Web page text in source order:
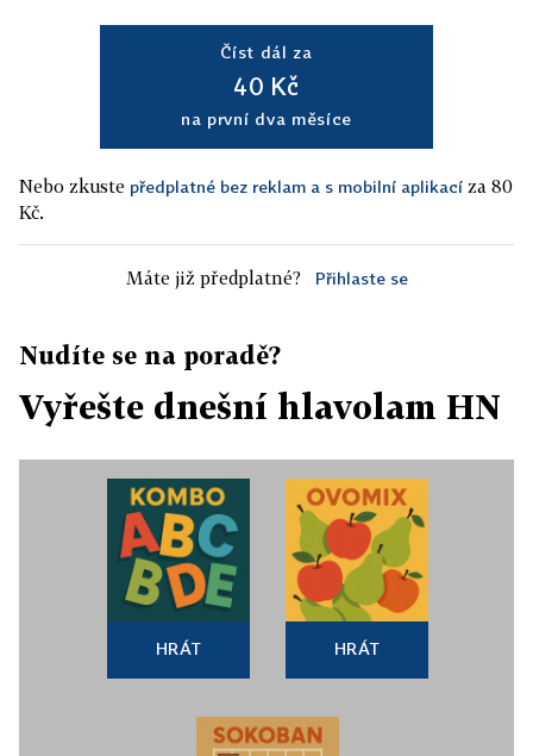
Číst dál za
40 Kč
na první dva měsíce
Nebo zkuste předplatné bez reklam a s mobilní aplikací za 80
Kč.
Máte již předplatné? Přihlaste se
Nudíte se na poradě?
Vyřešte dnešní hlavolam HN
HRÁT HRÁT